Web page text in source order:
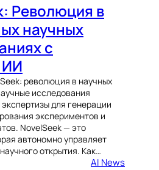
Революция в
научных
с
революция в научных
исследования
для генерации
экспериментов и
NovelSeek — это
автономно управляет
открытия. Как…
AI News